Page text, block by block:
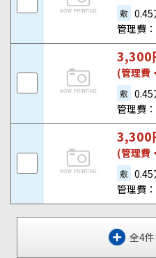
敷 0.45
管理費
3,300
(管理費
敷 0.45
管理費
3,300
(管理費
敷 0.45
管理費
全4